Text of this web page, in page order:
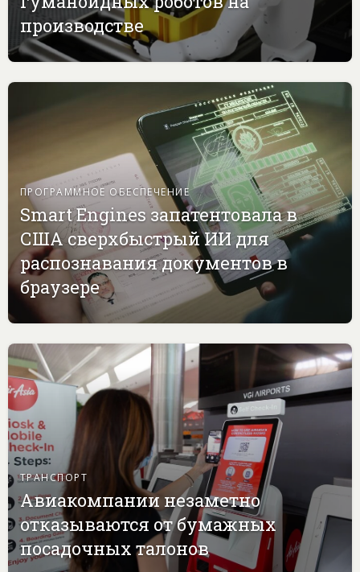
производстве
ПРОГРАММНОЕ ОБЕСПЕЧЕНИЕ
Smart Engines запатентовала в
США сверхбыстрый ИИ для
распознавания документов в
браузере
ТРАНСПОРТ
Авиакомпании незаметно
отказываются от бумажных
посадочных талонов